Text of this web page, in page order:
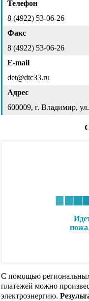
Телефон
8 (4922) 53-06-26
Факс
8 (4922) 53-06-26
E-mail
det@dtc33.ru
Адрес
600009, г. Владимир,
С помощью
платежей можно
электроэнергию.